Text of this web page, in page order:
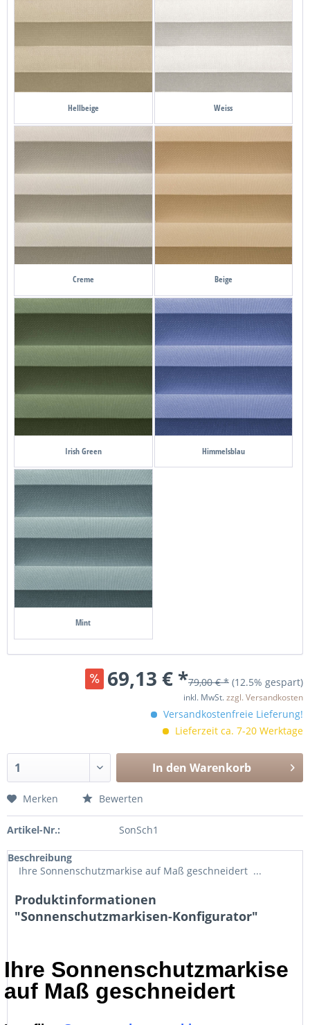
Hellbeige Weiss
Creme Beige
Irish Green Himmelsblau
Mint
69,13 € *79,00 € * (12.5% gespart)
inkl. MwSt.zzgl. Versandkosten
Versandkostenfreie Lieferung!
Lieferzeit ca. 7-20 Werktage
In den Warenkorb
Merken Bewerten
Artikel-Nr.: SonSch1
Beschreibung
Ihre Sonnenschutzmarkise auf Maß geschneidert ...
Produktinformationen
"Sonnenschutzmarkisen-Konfigurator"
Ihre Sonnenschutzmarkise
auf Maß geschneidert